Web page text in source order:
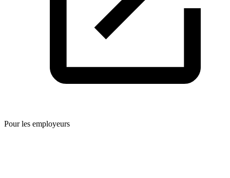
Pour les employeurs